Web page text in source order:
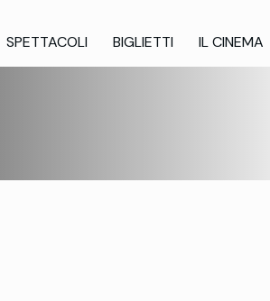
SPETTACOLI BIGLIETTI IL CINEMA